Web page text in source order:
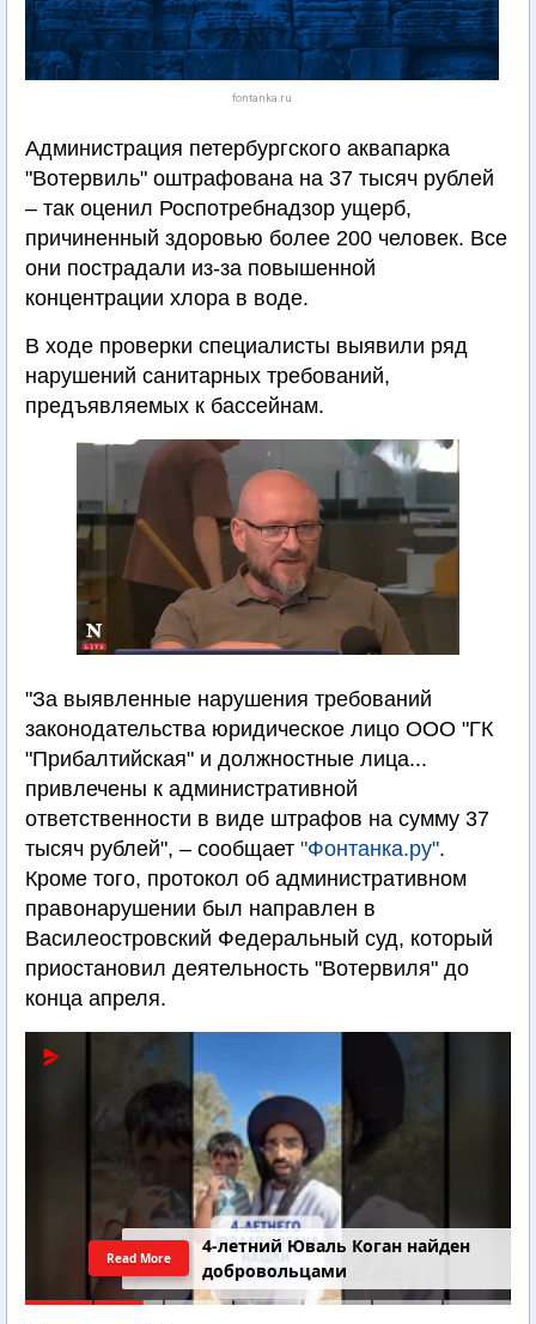
fontanka.ru
Администрация петербургского аквапарка
"Вотервиль" оштрафована на 37 тысяч рублей
– так оценил Роспотребнадзор ущерб,
причиненный здоровью более 200 человек. Все
они пострадали из-за повышенной
концентрации хлора в воде.
В ходе проверки специалисты выявили ряд
нарушений санитарных требований,
предъявляемых к бассейнам.
"За выявленные нарушения требований
законодательства юридическое лицо ООО "ГК
"Прибалтийская" и должностные лица...
привлечены к административной
ответственности в виде штрафов на сумму 37
тысяч рублей", – сообщает "Фонтанка.ру".
Кроме того, протокол об административном
правонарушении был направлен в
Василеостровский Федеральный суд, который
приостановил деятельность "Вотервиля" до
конца апреля.
4-летний Юваль Коган найден
добровольцами
Read More